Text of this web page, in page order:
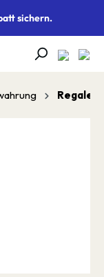
sichern.
Regale